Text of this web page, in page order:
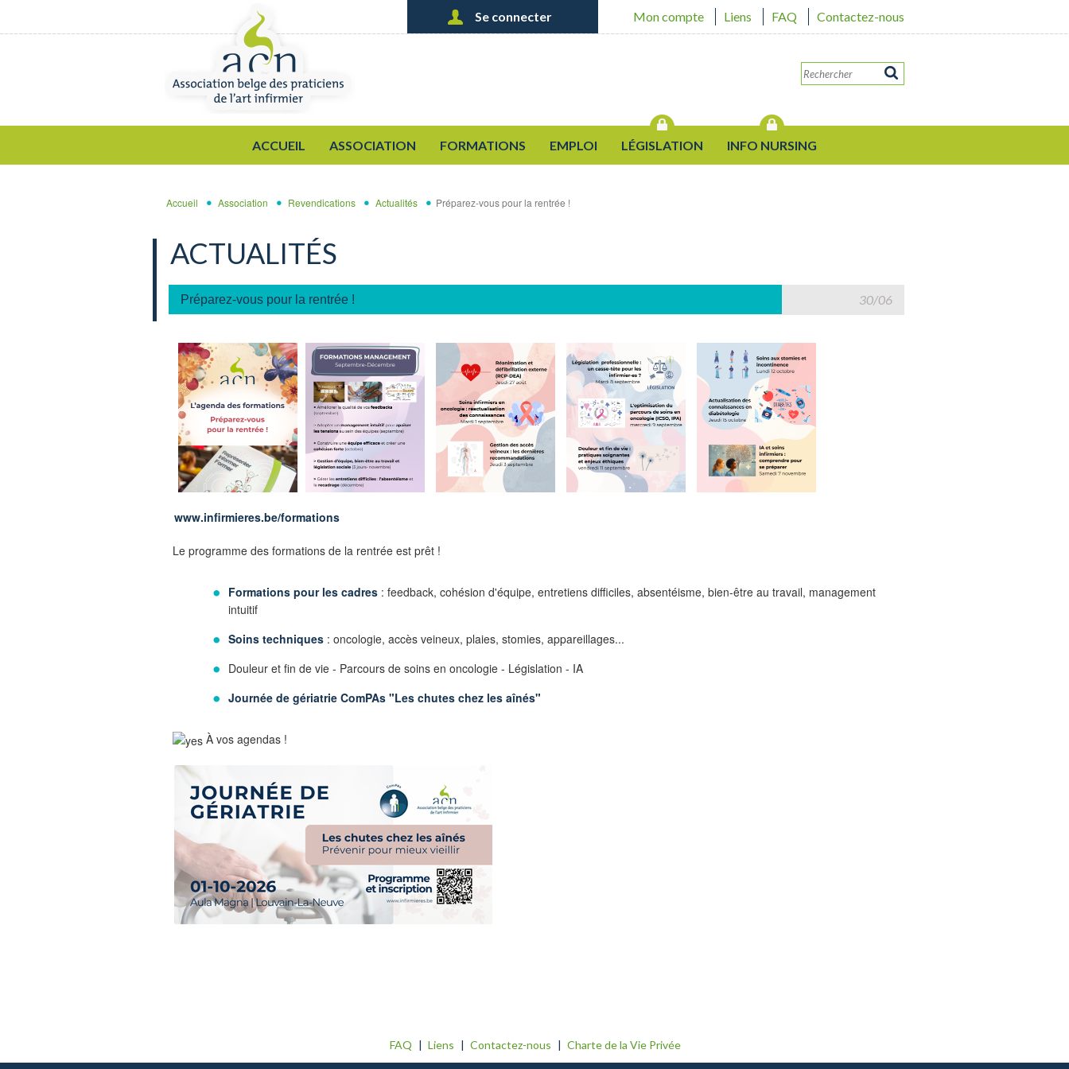
Se connecter Mon compte Liens FAQ Contactez-nous
ACCUEIL ASSOCIATION FORMATIONS EMPLOI LÉGISLATION INFO NURSING
Accueil Association Revendications Actualités Préparez-vous pour la rentrée !
ACTUALITÉS
Préparez-vous pour la rentrée ! 30/06
www.infirmieres.be/formations
Le programme des formations de la rentrée est prêt !
Formations pour les cadres : feedback, cohésion d'équipe, entretiens difficiles, absentéisme, bien-être au travail, management
intuitif
Soins techniques : oncologie, accès veineux, plaies, stomies, appareillages...
Douleur et fin de vie - Parcours de soins en oncologie - Législation - IA
Journée de gériatrie ComPAs "Les chutes chez les aînés"
​ À vos agendas !
FAQ Liens Contactez-nous Charte de la Vie Privée